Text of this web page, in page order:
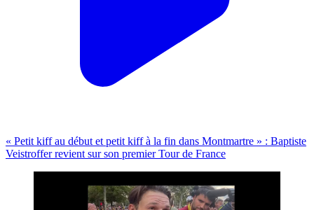
« Petit kiff au début et petit kiff à la fin dans Montmartre » : Baptiste
Veistroffer revient sur son premier Tour de France